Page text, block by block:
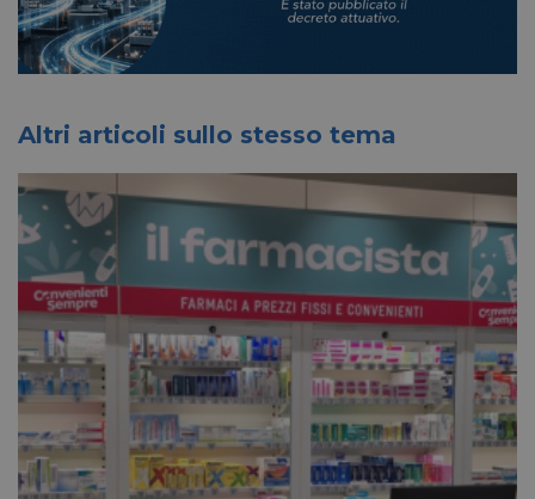
Altri articoli sullo stesso tema